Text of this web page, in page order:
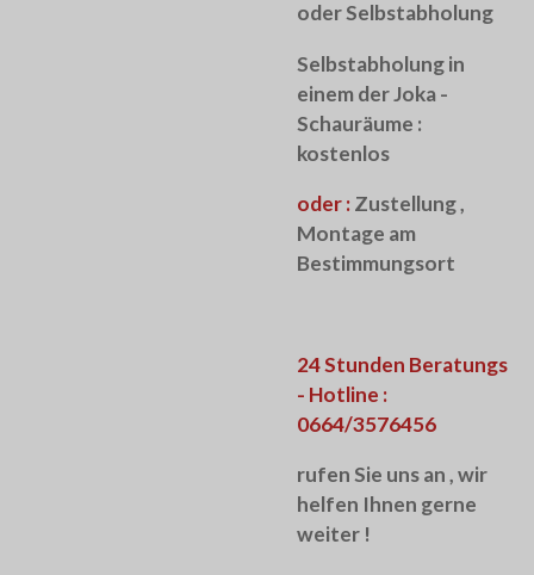
oder Selbstabholung
Selbstabholung in
einem der Joka -
Schauräume :
kostenlos
oder :Zustellung ,
Montage am
Bestimmungsort
24 Stunden Beratungs
- Hotline :
0664/3576456
rufen Sie uns an , wir
helfen Ihnen gerne
weiter !